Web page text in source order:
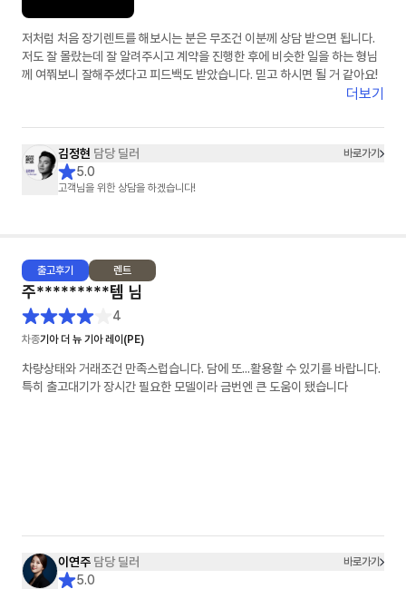
저처럼 처음 장기렌트를 해보시는 분은 무조건 이분께 상담 받으면 됩니다.
저도 잘 몰랐는데 잘 알려주시고 계약을 진행한 후에 비슷한 일을 하는 형님
께 여쭤보니 잘해주셨다고 피드백도 받았습니다. 믿고 하시면 될 거 같아요!
더보기
김정현 담당 딜러 바로가기
5.0
고객님을 위한 상담을 하겠습니다!
출고후기 렌트
주*********템 님
4
차종기아 더 뉴 기아 레이(PE)
차량상태와 거래조건 만족스럽습니다. 담에 또...활용할 수 있기를 바랍니다.
특히 출고대기가 장시간 필요한 모델이라 금번엔 큰 도움이 됐습니다
이연주 담당 딜러 바로가기
5.0